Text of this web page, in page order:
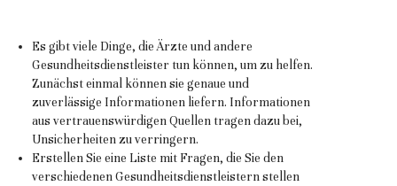
Es gibt viele Dinge, die Ärzte und andere
Gesundheitsdienstleister tun können, um zu helfen.
Zunächst einmal können sie genaue und
zuverlässige Informationen liefern. Informationen
aus vertrauenswürdigen Quellen tragen dazu bei,
Unsicherheiten zu verringern.
Erstellen Sie eine Liste mit Fragen, die Sie den
verschiedenen Gesundheitsdienstleistern stellen